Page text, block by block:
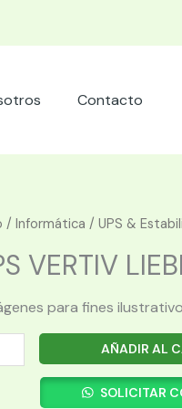
Contacto
/ Informática / UPS &
VERTIV
para fines
AÑADIR AL
SOLICITAR